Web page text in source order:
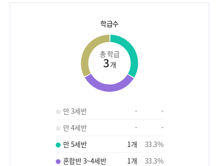
학급수
총 학급
3개
만 3세반 -
-
만 4세반
-
-
만 5세반
1개 33.3%
혼합반 3~4세반
1개 33.3%